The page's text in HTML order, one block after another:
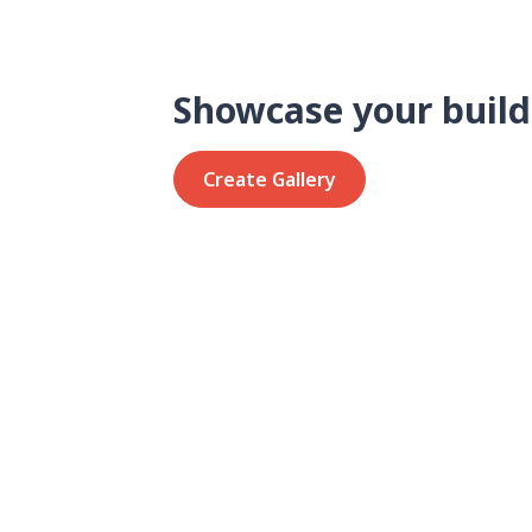
Showcase your
Create Gallery